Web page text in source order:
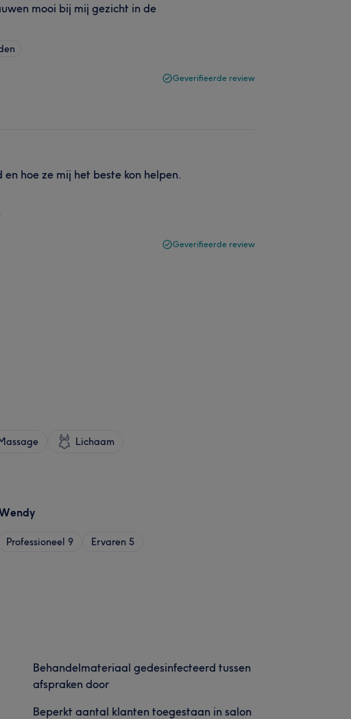
mooi bij mij gezicht in de
Geverifieerde review
hoe ze mij het beste kon helpen.
Geverifieerde review
Lichaam
Professioneel 9 Ervaren 5
Behandelmateriaal gedesinfecteerd tussen
afspraken door
Beperkt aantal klanten toegestaan in salon